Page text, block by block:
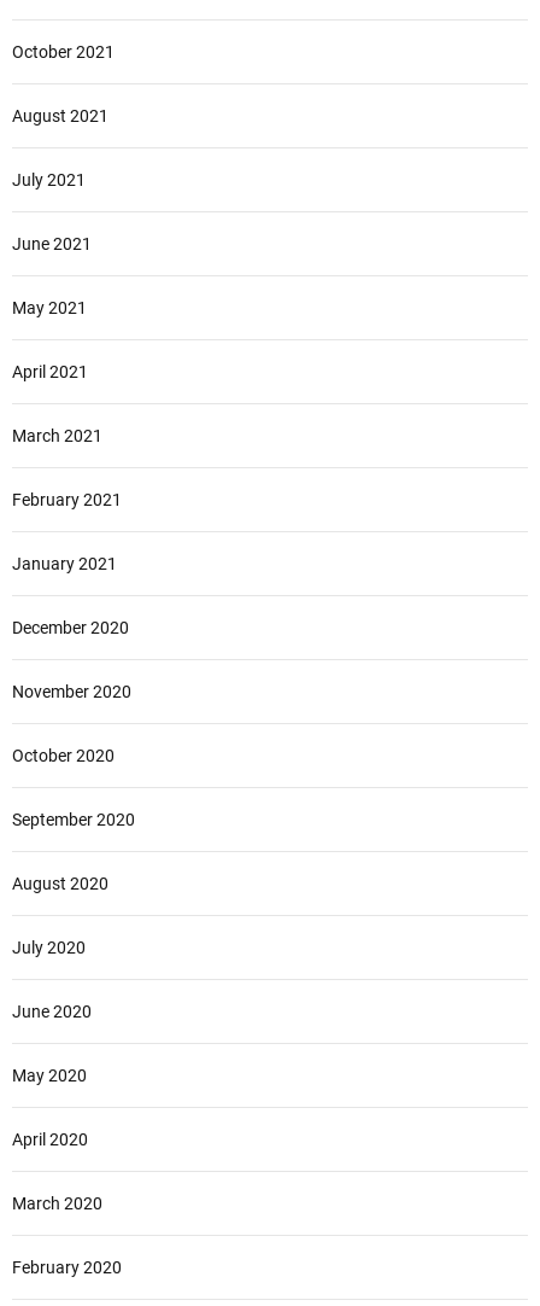
October 2021
August 2021
July 2021
June 2021
May 2021
April 2021
March 2021
February 2021
January 2021
December 2020
November 2020
October 2020
September 2020
August 2020
July 2020
June 2020
May 2020
April 2020
March 2020
February 2020